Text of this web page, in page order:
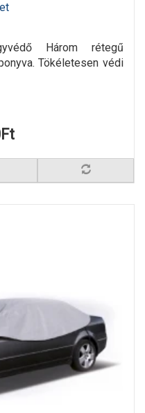
Három rétegű
Tökéletesen védi